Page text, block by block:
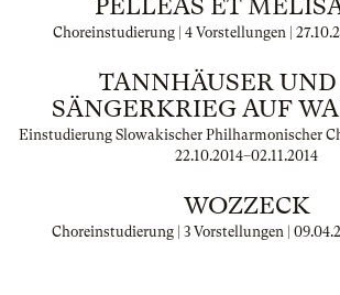
PELLÉAS ET
Choreinstudierung | 4 Vorstellungen |
TANNHÄUSER
SÄNGERKRIEG AUF
Einstudierung Slowakischer Philharmonischer
22.10.2014–02.11.2014
WOZZECK
Choreinstudierung | 3 Vorstellungen |